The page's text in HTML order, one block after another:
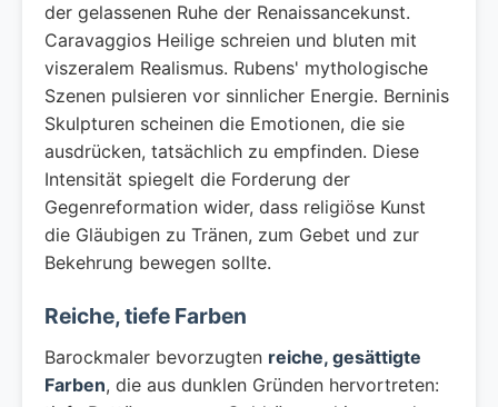
der gelassenen Ruhe der Renaissancekunst.
Caravaggios Heilige schreien und bluten mit
viszeralem Realismus. Rubens' mythologische
Szenen pulsieren vor sinnlicher Energie. Berninis
Skulpturen scheinen die Emotionen, die sie
ausdrücken, tatsächlich zu empfinden. Diese
Intensität spiegelt die Forderung der
Gegenreformation wider, dass religiöse Kunst
die Gläubigen zu Tränen, zum Gebet und zur
Bekehrung bewegen sollte.
Reiche, tiefe Farben
Barockmaler bevorzugten reiche, gesättigte
Farben, die aus dunklen Gründen hervortreten: